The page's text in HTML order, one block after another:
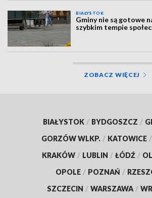
BIAŁYSTOK
Gminy nie są gotowe
szybkim tempie
ZOBACZ WIĘCEJ
BIAŁYSTOK / BYDGOSZCZ /
GORZÓW WLKP. / KATOWICE /
KRAKÓW / LUBLIN / ŁÓDŹ /
OPOLE / POZNAŃ /
SZCZECIN / WARSZAWA /